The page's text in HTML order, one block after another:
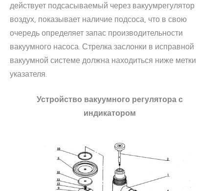
действует подсасываемый через вакуумрегулятор
воздух, показывает наличие подсоса, что в свою
очередь определяет запас производительности
вакуумного насоса. Стрелка заслонки в исправной
вакуумной системе должна находиться ниже метки
указателя.
Устройство вакуумного регулятора с
индикатором